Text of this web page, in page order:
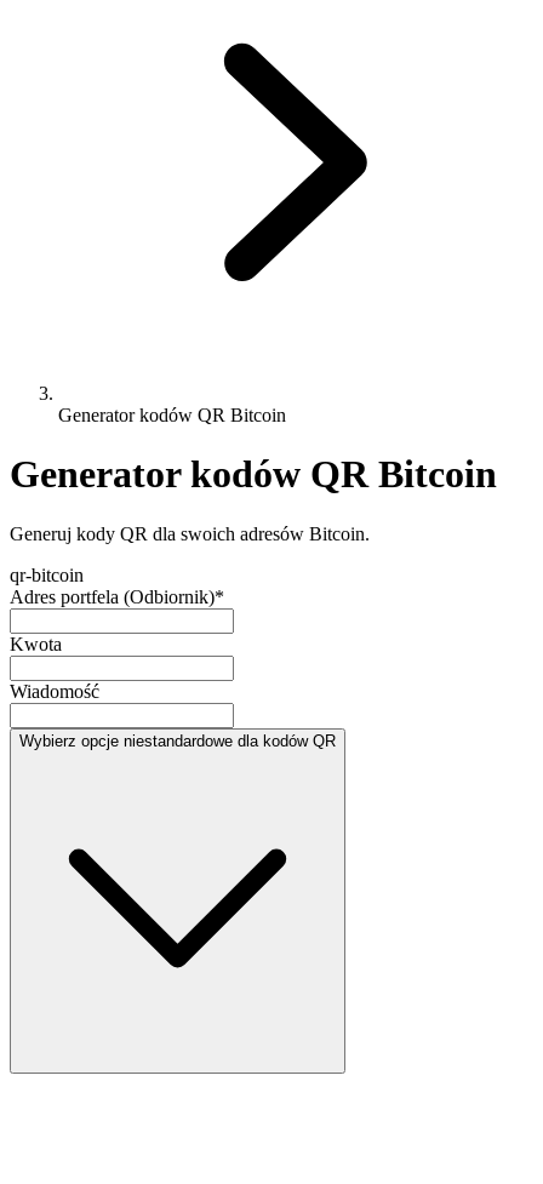
Generator kodów QR Bitcoin
Generator kodów QR Bitcoin
Generuj kody QR dla swoich adresów Bitcoin.
qr-bitcoin
Adres portfela (Odbiornik)*
Kwota
Wiadomość
Wybierz opcje niestandardowe dla kodów QR